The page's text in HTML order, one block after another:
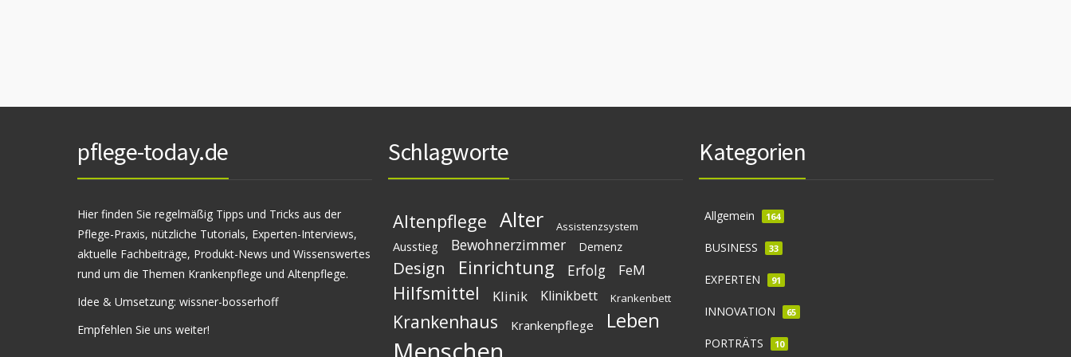
pflege-today.de
Hier finden Sie regelmäßig Tipps und Tricks aus der
Pflege-Praxis, nützliche Tutorials, Experten-Interviews,
aktuelle Fachbeiträge, Produkt-News und Wissenswertes
rund um die Themen Krankenpflege und Altenpflege.
Idee & Umsetzung: wissner-bosserhoff
Empfehlen Sie uns weiter!
Schlagworte
Altenpflege Alter Assistenzsystem
Ausstieg Bewohnerzimmer Demenz
Design Einrichtung Erfolg FeM
Hilfsmittel Klinik Klinikbett Krankenbett
Krankenhaus Krankenpflege Leben
Kategorien
Allgemein 164
BUSINESS 33
EXPERTEN 91
INNOVATION 65
PORTRÄTS 10